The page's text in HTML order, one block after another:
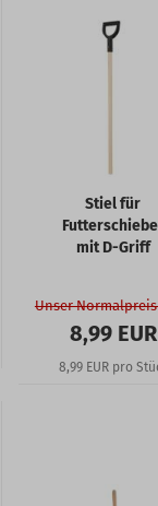
Stiel für
mit D-Griff
Unser Normalpreis
8,99 EUR
8,99 EUR pro